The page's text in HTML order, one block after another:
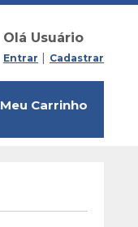
Olá Usuário
Entrar Cadastrar
Meu Carrinho